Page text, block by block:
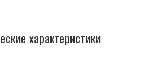
характеристики